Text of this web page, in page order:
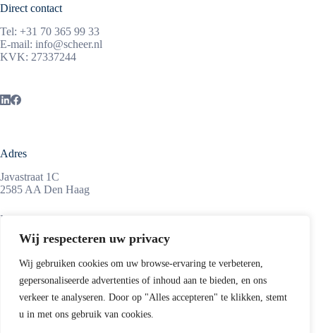
Wij respecteren uw privacy
Wij gebruiken cookies om uw browse-ervaring te verbeteren,
gepersonaliseerde advertenties of inhoud aan te bieden, en ons
verkeer te analyseren. Door op "Alles accepteren" te klikken, stemt
u in met ons gebruik van cookies.
Direct contact
Tel: +31 70 365 99 33
E-mail: info@scheer.nl
KVK: 27337244
Adres
Javastraat 1C
2585 AA Den Haag
Maandag tot vrijdag
08:45 – 17:15 uur
Informatie
ScheerSanders is een middelgroot advocatenkantoor,
gevestigd in de Haagse Archipelbuurt, op enkele minuten van